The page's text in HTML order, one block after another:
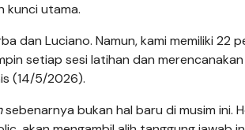
kunci utama.
dan Luciano. Namun, kami memiliki 22
setiap sesi latihan dan merencanakan
(14/5/2026).
sebenarnya bukan hal baru di musim ini.